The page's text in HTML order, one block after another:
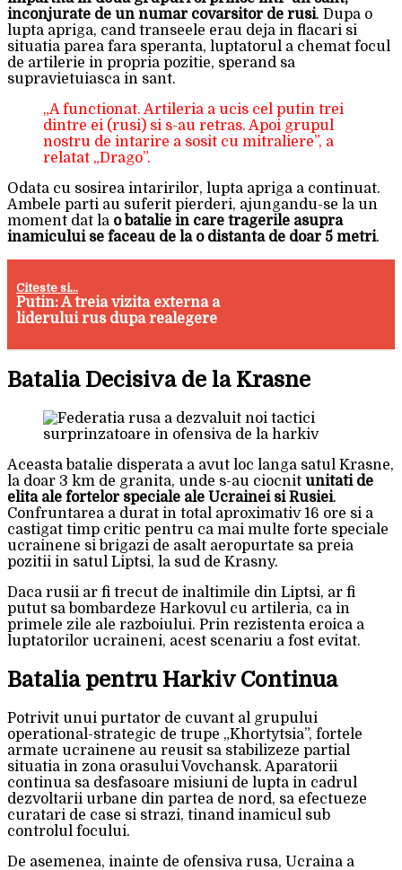
inconjurate de un numar covarsitor de rusi. Dupa o
lupta apriga, cand transeele erau deja in flacari si
situatia parea fara speranta, luptatorul a chemat focul
de artilerie in propria pozitie, sperand sa
supravietuiasca in sant.
„A functionat. Artileria a ucis cel putin trei
dintre ei (rusi) si s-au retras. Apoi grupul
nostru de intarire a sosit cu mitraliere”, a
relatat „Drago”.
Odata cu sosirea intaririlor, lupta apriga a continuat.
Ambele parti au suferit pierderi, ajungandu-se la un
moment dat la o batalie in care tragerile asupra
inamicului se faceau de la o distanta de doar 5 metri.
Citeste si...
Putin: A treia vizita externa a
liderului rus dupa realegere
Batalia Decisiva de la Krasne
Aceasta batalie disperata a avut loc langa satul Krasne,
la doar 3 km de granita, unde s-au ciocnit unitati de
elita ale fortelor speciale ale Ucrainei si Rusiei.
Confruntarea a durat in total aproximativ 16 ore si a
castigat timp critic pentru ca mai multe forte speciale
ucrainene si brigazi de asalt aeropurtate sa preia
pozitii in satul Liptsi, la sud de Krasny.
Daca rusii ar fi trecut de inaltimile din Liptsi, ar fi
putut sa bombardeze Harkovul cu artileria, ca in
primele zile ale razboiului. Prin rezistenta eroica a
luptatorilor ucraineni, acest scenariu a fost evitat.
Batalia pentru Harkiv Continua
Potrivit unui purtator de cuvant al grupului
operational-strategic de trupe „Khortytsia”, fortele
armate ucrainene au reusit sa stabilizeze partial
situatia in zona orasului Vovchansk. Aparatorii
continua sa desfasoare misiuni de lupta in cadrul
dezvoltarii urbane din partea de nord, sa efectueze
curatari de case si strazi, tinand inamicul sub
controlul focului.
De asemenea, inainte de ofensiva rusa, Ucraina a